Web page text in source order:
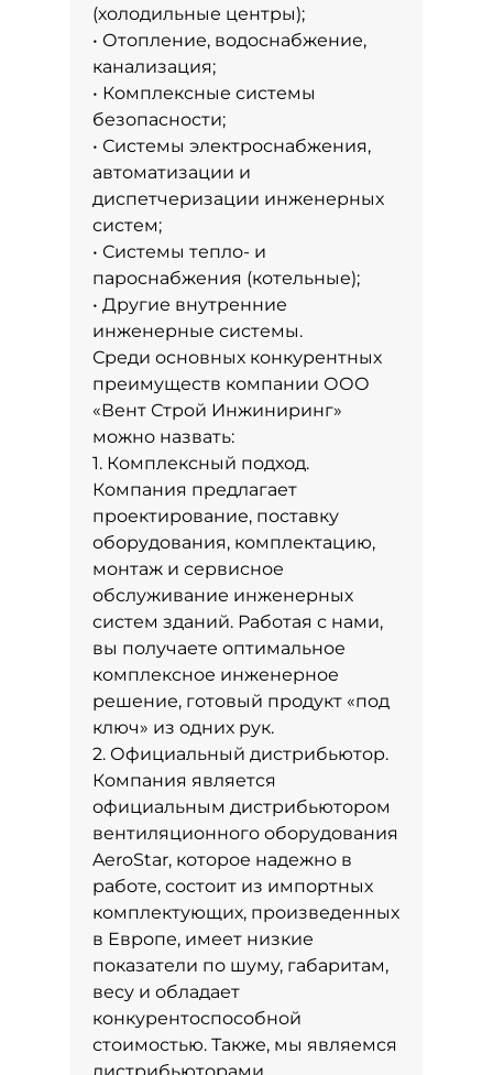
(холодильные центры);
• Отопление, водоснабжение,
канализация;
• Комплексные системы
безопасности;
• Системы электроснабжения,
автоматизации и
диспетчеризации инженерных
систем;
• Системы тепло- и
пароснабжения (котельные);
• Другие внутренние
инженерные системы.
Среди основных конкурентных
преимуществ компании ООО
«Вент Строй Инжиниринг»
можно назвать:
1. Комплексный подход.
Компания предлагает
проектирование, поставку
оборудования, комплектацию,
монтаж и сервисное
обслуживание инженерных
систем зданий. Работая с нами,
вы получаете оптимальное
комплексное инженерное
решение, готовый продукт «под
ключ» из одних рук.
2. Официальный дистрибьютор.
Компания является
официальным дистрибьютором
вентиляционного оборудования
AeroStar, которое надежно в
работе, состоит из импортных
комплектующих, произведенных
в Европе, имеет низкие
показатели по шуму, габаритам,
весу и обладает
конкурентоспособной
стоимостью. Также, мы являемся